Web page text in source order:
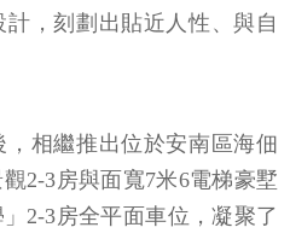
，刻劃出貼近人性、與自
相繼推出位於安南區海佃
2-3房與面寬7米6電梯豪墅
2-3房全平面車位，凝聚了